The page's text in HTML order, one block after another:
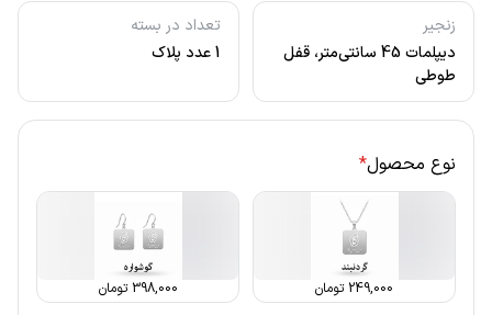
زنجیر
دیپلمات 45 سانتی‌متر، قفل
طوطی
تعداد در بسته
1 عدد پلاک
نوع محصول*
249,000 تومان 398,000 تومان